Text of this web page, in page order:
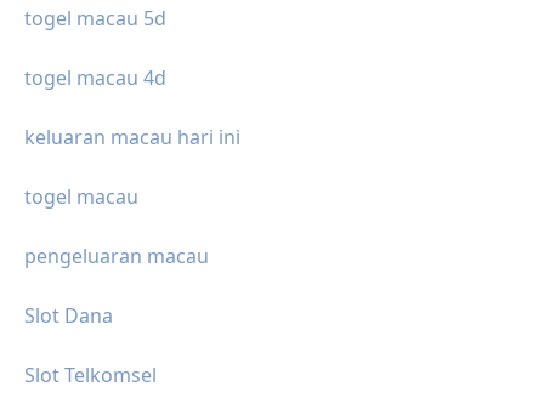
togel macau 5d
togel macau 4d
keluaran macau hari ini
togel macau
pengeluaran macau
Slot Dana
Slot Telkomsel